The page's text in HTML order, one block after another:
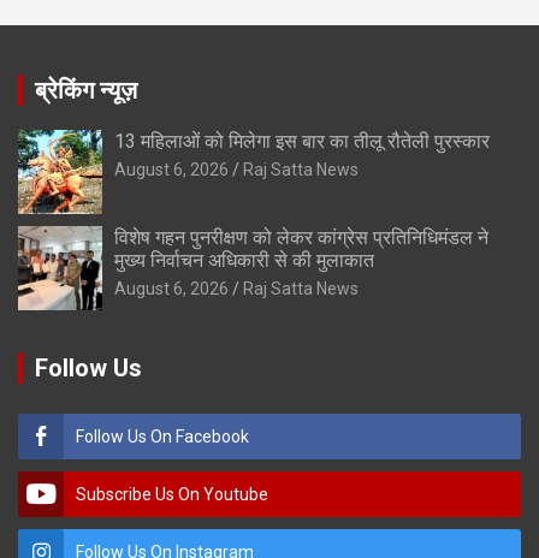
ब्रेकिंग न्यूज़
13 महिलाओं को मिलेगा इस बार का तीलू रौतेली पुरस्कार
August 6, 2026 Raj Satta News
विशेष गहन पुनरीक्षण को लेकर कांग्रेस प्रतिनिधिमंडल ने
मुख्य निर्वाचन अधिकारी से की मुलाकात
August 6, 2026 Raj Satta News
Follow Us
Follow Us On Facebook
Subscribe Us On Youtube
Follow Us On Instagram